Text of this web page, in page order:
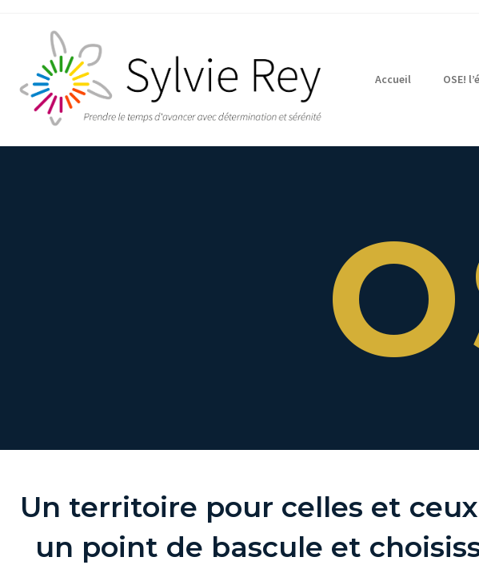
Accueil OSE!
Un territoire pour celles et
un point de bascule et